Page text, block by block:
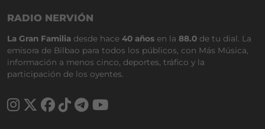
RADIO NERVIÓN
La Gran Familia desde hace 40 años en la 88.0 de tu dial. La
emisora de Bilbao para todos los públicos, con Más Música,
información a menos cinco, deportes, tráfico y la
participación de los oyentes.